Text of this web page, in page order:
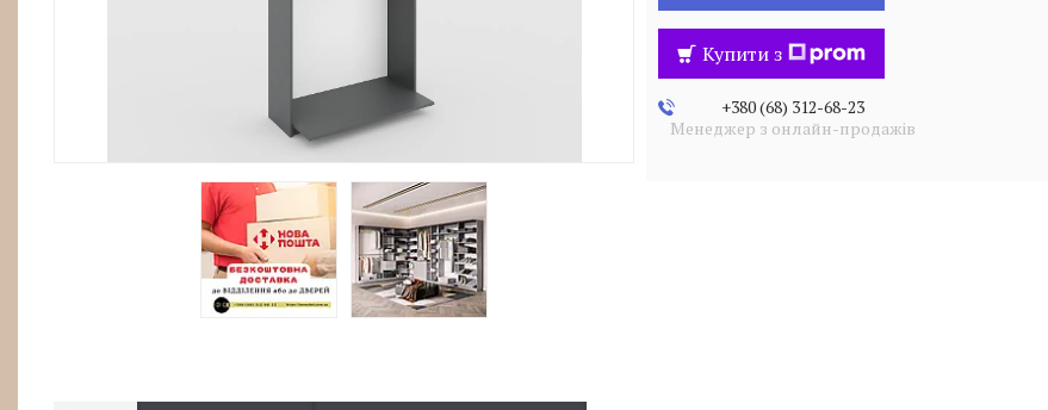
Купити з
+380 (68) 312-68-23
Менеджер з онлайн-продажів